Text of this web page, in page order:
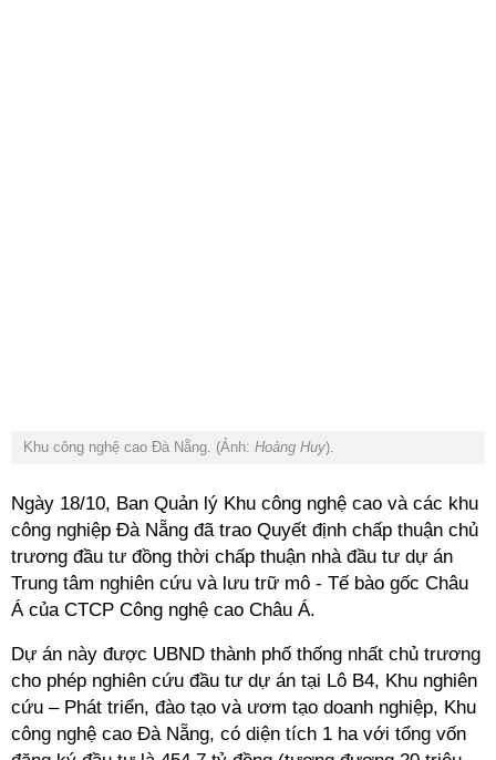
Khu công nghệ cao Đà Nẵng. (Ảnh: Hoàng Huy).
Ngày 18/10, Ban Quản lý Khu công nghệ cao và các khu
công nghiệp Đà Nẵng đã trao Quyết định chấp thuận chủ
trương đầu tư đồng thời chấp thuận nhà đầu tư dự án
Trung tâm nghiên cứu và lưu trữ mô - Tế bào gốc Châu
Á của CTCP Công nghệ cao Châu Á.
Dự án này được UBND thành phố thống nhất chủ trương
cho phép nghiên cứu đầu tư dự án tại Lô B4, Khu nghiên
cứu – Phát triển, đào tạo và ươm tạo doanh nghiệp, Khu
công nghệ cao Đà Nẵng, có diện tích 1 ha với tổng vốn